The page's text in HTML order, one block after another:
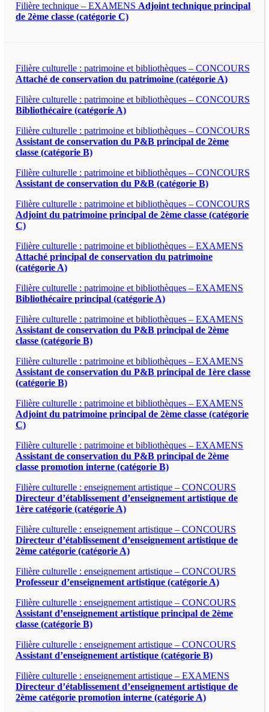
Filière technique – EXAMENS Adjoint technique principal
de 2ème classe (catégorie C)
Filière culturelle : patrimoine et bibliothèques – CONCOURS
Attaché de conservation du patrimoine (catégorie A)
Filière culturelle : patrimoine et bibliothèques – CONCOURS
Bibliothécaire (catégorie A)
Filière culturelle : patrimoine et bibliothèques – CONCOURS
Assistant de conservation du P&B principal de 2ème
classe (catégorie B)
Filière culturelle : patrimoine et bibliothèques – CONCOURS
Assistant de conservation du P&B (catégorie B)
Filière culturelle : patrimoine et bibliothèques – CONCOURS
Adjoint du patrimoine principal de 2ème classe (catégorie
C)
Filière culturelle : patrimoine et bibliothèques – EXAMENS
Attaché principal de conservation du patrimoine
(catégorie A)
Filière culturelle : patrimoine et bibliothèques – EXAMENS
Bibliothécaire principal (catégorie A)
Filière culturelle : patrimoine et bibliothèques – EXAMENS
Assistant de conservation du P&B principal de 2ème
classe (catégorie B)
Filière culturelle : patrimoine et bibliothèques – EXAMENS
Assistant de conservation du P&B principal de 1ère classe
(catégorie B)
Filière culturelle : patrimoine et bibliothèques – EXAMENS
Adjoint du patrimoine principal de 2ème classe (catégorie
C)
Filière culturelle : patrimoine et bibliothèques – EXAMENS
Assistant de conservation du P&B principal de 2ème
classe promotion interne (catégorie B)
Filière culturelle : enseignement artistique – CONCOURS
Directeur d’établissement d’enseignement artistique de
1ère catégorie (catégorie A)
Filière culturelle : enseignement artistique – CONCOURS
Directeur d’établissement d’enseignement artistique de
2ème catégorie (catégorie A)
Filière culturelle : enseignement artistique – CONCOURS
Professeur d’enseignement artistique (catégorie A)
Filière culturelle : enseignement artistique – CONCOURS
Assistant d’enseignement artistique principal de 2ème
classe (catégorie B)
Filière culturelle : enseignement artistique – CONCOURS
Assistant d’enseignement artistique (catégorie B)
Filière culturelle : enseignement artistique – EXAMENS
Directeur d’établissement d’enseignement artistique de
2ème catégorie promotion interne (catégorie A)